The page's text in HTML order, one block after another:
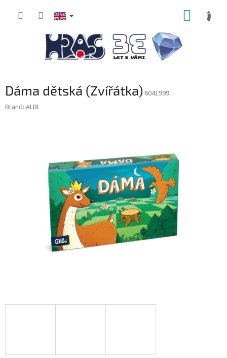
Dáma dětská (Zvířátka) 6041999
Brand: ALBI